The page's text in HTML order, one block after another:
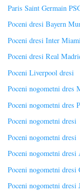
Paris Saint Germain
Poceni dresi Bayern
Poceni dresi Inter Miami
Poceni dresi Real
Poceni Liverpool dresi
Poceni nogometni dres
Poceni nogometni dres
Poceni nogometni dresi
Poceni nogometni dresi
Poceni nogometni
Poceni nogometni dresi
Poceni nogometni dresi